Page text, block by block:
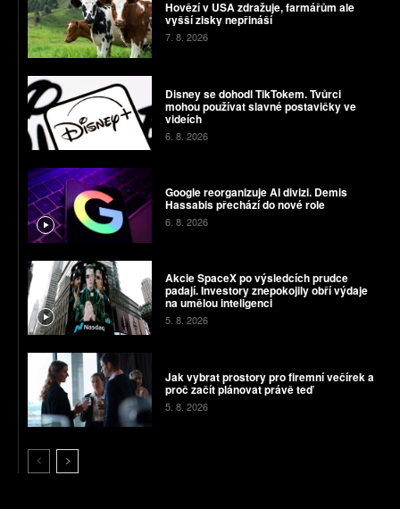
Hovězí v USA zdražuje, farmářům ale
vyšší zisky nepřináší
7. 8. 2026
Disney se dohodl TikTokem. Tvůrci
mohou používat slavné postavičky ve
videích
6. 8. 2026
Google reorganizuje AI divizi. Demis
Hassabis přechází do nové role
6. 8. 2026
Akcie SpaceX po výsledcích prudce
padají. Investory znepokojily obří výdaje
na umělou inteligenci
5. 8. 2026
Jak vybrat prostory pro firemní večírek a
proč začít plánovat právě teď
5. 8. 2026